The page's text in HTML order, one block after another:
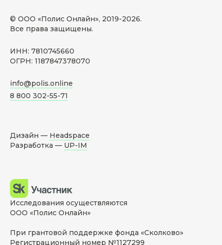
© ООО «Полис Онлайн», 2019-2026.
Все права защищены.
ИНН: 7810745660
ОГРН: 1187847378070
info@polis.online
8 800 302-55-71
Дизайн — Headspace
Разработка — UP-IM
Исследования осуществляются
ООО «Полис Онлайн»
При грантовой поддержке фонда «Сколково»
Регистрационный номер №1127299